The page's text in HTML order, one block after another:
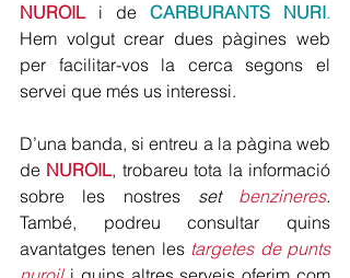
NUROIL i de CARBURANTS NURI.
Hem volgut crear dues pàgines web
per facilitar-vos la cerca segons el
servei que més us interessi.
D’una banda, si entreu a la pàgina web
de NUROIL, trobareu tota la informació
sobre les nostres set benzineres
També, podreu consultar quins
avantatges tenen les targetes de punts